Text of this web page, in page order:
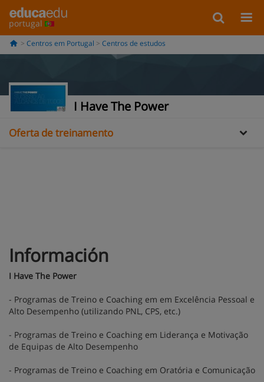
portugal
Centros em Portugal Centros de estudos
I Have The Power
Oferta de treinamento
Información
I Have The Power
- Programas de Treino e Coaching em em Excelência Pessoal e
Alto Desempenho (utilizando PNL, CPS, etc.)
- Programas de Treino e Coaching em Liderança e Motivação
de Equipas de Alto Desempenho
- Programas de Treino e Coaching em Oratória e Comunicação